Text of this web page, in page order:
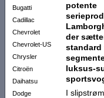
Bugatti
Cadillac
Chevrolet
Chevrolet-US
Chrysler
Citroën
Daihatsu
Dodge
potente
der
standard
luksus-
I